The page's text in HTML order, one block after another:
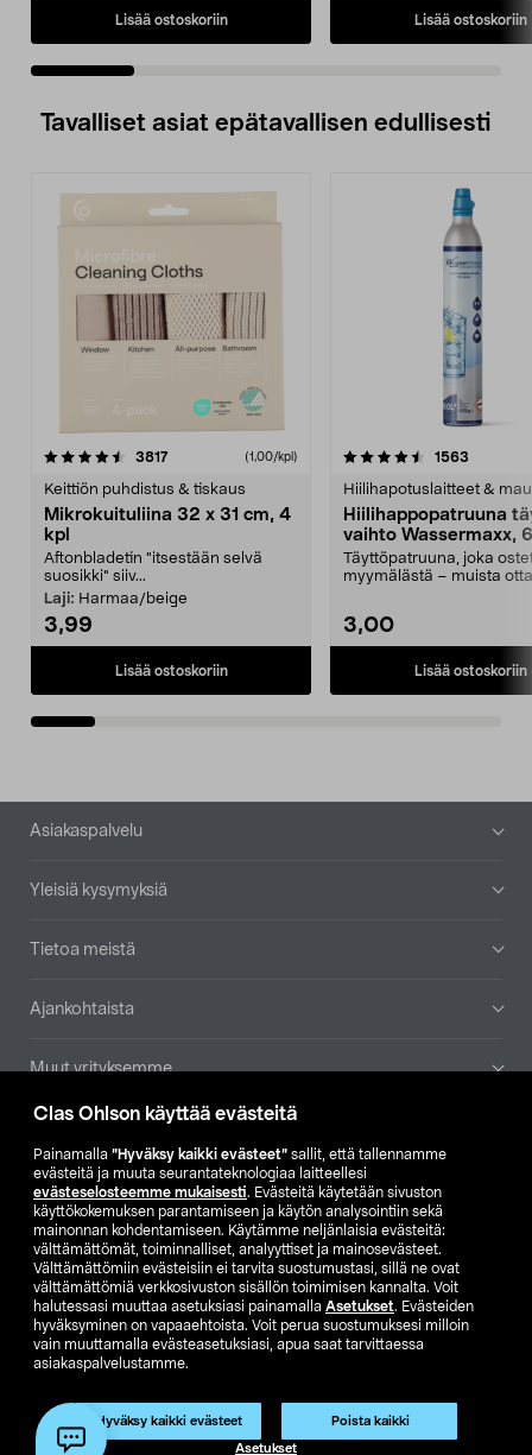
Clas Ohlson käyttää evästeitä
Painamalla ”Hyväksy kaikki evästeet” sallit, että tallennamme
evästeitä ja muuta seurantateknologiaa laitteellesi
evästeselosteemme mukaisesti. Evästeitä käytetään sivuston
käyttökokemuksen parantamiseen ja käytön analysointiin sekä
mainonnan kohdentamiseen. Käytämme neljänlaisia evästeitä:
välttämättömät, toiminnalliset, analyyttiset ja mainosevästeet.
Välttämättömiin evästeisiin ei tarvita suostumustasi, sillä ne ovat
välttämättömiä verkkosivuston sisällön toimimisen kannalta. Voit
halutessasi muuttaa asetuksiasi painamalla Asetukset. Evästeiden
hyväksyminen on vapaaehtoista. Voit perua suostumuksesi milloin
vain muuttamalla evästeasetuksiasi, apua saat tarvittaessa
asiakaspalvelustamme.
Hyväksy kaikki evästeet Poista kaikki
Asetukset
Tuote on poistunut
Tuotenro:59-1091-125
Lisää ostoskoriin Lisää ostoskoriin
Tavalliset asiat epätavallisen edullisesti
3817arvostelut (1,00/kpl)
Keittiön puhdistus & tiskaus
Mikrokuituliina 32 x 31 cm, 4
kpl
Aftonbladetin "itsestään selvä
suosikki" siiv...
Laji: Harmaa/beige
3,99
Lisää ostoskoriin
4.5viidestä
1563
Hiilihapotuslaitteet &
Hiilihappopatruuna
vaihto Wassermaxx,
Täyttöpatruuna, joka
myymälästä – muista
3,00
Lisää ostoskoriin
4.5viidestä
Alatunniste
Asiakaspalvelu
Yleisiä kysymyksiä
Tietoa meistä
Ajankohtaista
Muut yrityksemme
Etsi myymälä
SE NO FI
FI SV
Näytä hinnat ilman ALV:a